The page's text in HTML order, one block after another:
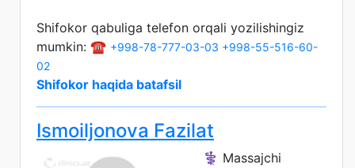
Shifokor qabuliga telefon orqali yozilishingiz
mumkin: ☎️ +998-78-777-03-03 +998-55-516-60-
02
Shifokor haqida batafsil
Ismoiljonova Fazilat
⚕️ Massajchi